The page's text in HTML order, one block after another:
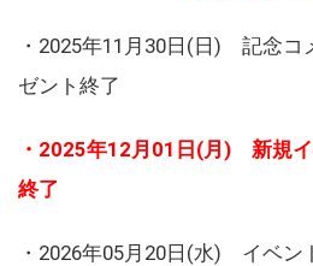
・2025年11月30日(日) 記念コ
ゼント終了
・2025年12月01日(月) 新規
終了
・2026年05月20日(水) イベン